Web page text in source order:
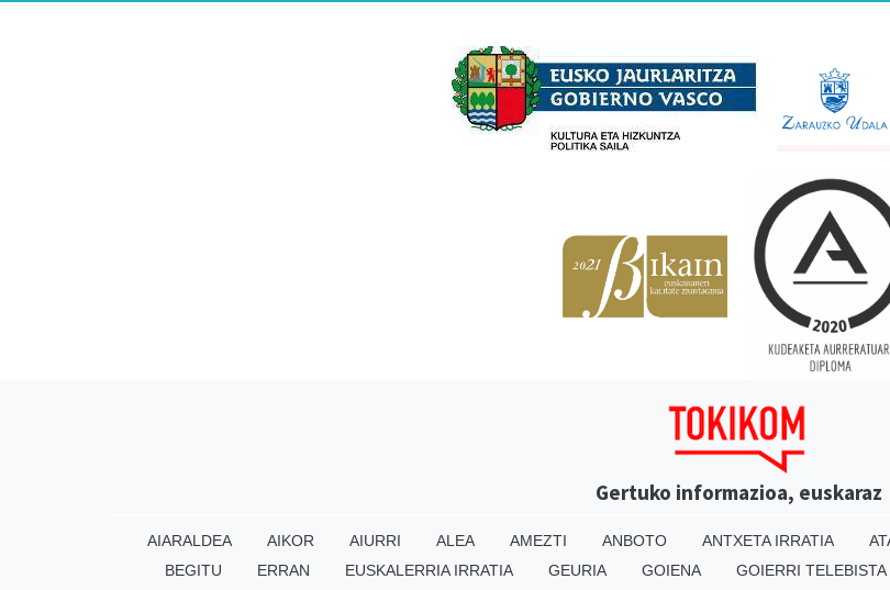
Gertuko informazioa, euskaraz
AIARALDEA AIKOR AIURRI ALEA AMEZTI ANBOTO ANTXETA IRRATIA
BEGITU
ERRAN EUSKALERRIA IRRATIA GEURIA GOIENA GOIERRI TELEBISTA